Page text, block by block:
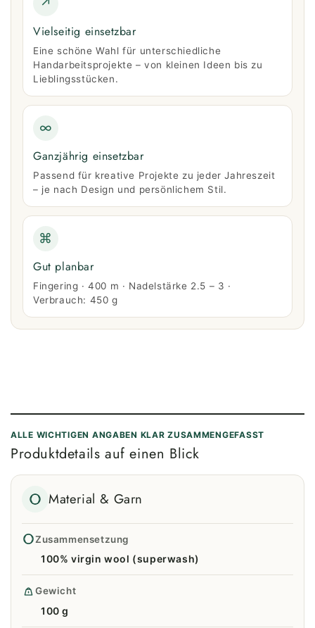
Vielseitig einsetzbar
Eine schöne Wahl für unterschiedliche
Handarbeitsprojekte – von kleinen Ideen bis zu
Lieblingsstücken.
∞
Ganzjährig einsetzbar
Passend für kreative Projekte zu jeder Jahreszeit
– je nach Design und persönlichem Stil.
⌘
Gut planbar
Fingering · 400 m · Nadelstärke 2.5 – 3 ·
Verbrauch: 450 g
ALLE WICHTIGEN ANGABEN KLAR ZUSAMMENGEFASST
Produktdetails auf einen Blick
Material & Garn
Zusammensetzung
100% virgin wool (superwash)
Gewicht
100 g